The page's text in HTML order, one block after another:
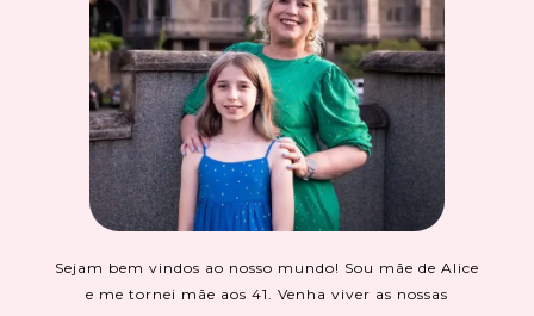
Sejam bem vindos ao nosso mundo! Sou mãe de Alice
e me tornei mãe aos 41. Venha viver as nossas